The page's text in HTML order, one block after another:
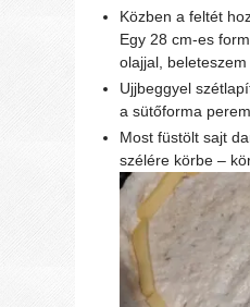
Közben a feltét
Egy 28 cm-es
olajjal,
Ujjbeggyel
a sütőforma
Most füstölt sajt
szélére körbe –